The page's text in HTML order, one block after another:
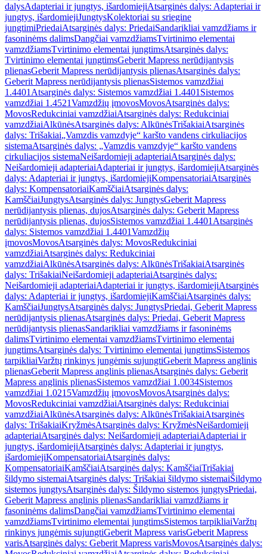
dalysAdapteriai ir jungtys, išardomiejiAtsarginės dalys: Adapteriai ir
jungtys, išardomiejiJungtysKolektoriai su sriegine
jungtimiPriedaiAtsarginės dalys: PriedaiSandarikliai vamzdžiams ir
fasoninėms dalimsDangčiai vamzdžiamsTvirtinimo elementai
vamzdžiamsTvirtinimo elementai jungtimsAtsarginės dalys:
Tvirtinimo elementai jungtimsGeberit Mapress nerūdijantysis
plienasGeberit Mapress nerūdijantysis plienasAtsarginės dalys:
Geberit Mapress nerūdijantysis plienasSistemos vamzdžiai
1.4401 Atsarginės dalys: Sistemos vamzdžiai 1.4401 Sistemos
vamzdžiai 1.4521Vamzdžių įmovosMovosAtsarginės dalys:
MovosRedukciniai vamzdžiaiAtsarginės dalys: Redukciniai
vamzdžiaiAlkūnėsAtsarginės dalys: AlkūnėsTrišakiaiAtsarginės
dalys: Trišakiai„Vamzdis vamzdyje“ karšto vandens cirkuliacijos
sistemaAtsarginės dalys: „Vamzdis vamzdyje“ karšto vandens
cirkuliacijos sistemaNeišardomieji adapteriaiAtsarginės dalys:
Neišardomieji adapteriaiAdapteriai ir jungtys, išardomiejiAtsarginės
dalys: Adapteriai ir jungtys, išardomiejiKompensatoriaiAtsarginės
dalys: KompensatoriaiKamščiaiAtsarginės dalys:
KamščiaiJungtysAtsarginės dalys: JungtysGeberit Mapress
nerūdijantysis plienas, dujosAtsarginės dalys: Geberit Mapress
nerūdijantysis plienas, dujosSistemos vamzdžiai 1.4401 Atsarginės
dalys: Sistemos vamzdžiai 1.4401Vamzdžių
įmovosMovosAtsarginės dalys: MovosRedukciniai
vamzdžiaiAtsarginės dalys: Redukciniai
vamzdžiaiAlkūnėsAtsarginės dalys: AlkūnėsTrišakiaiAtsarginės
dalys: TrišakiaiNeišardomieji adapteriaiAtsarginės dalys:
Neišardomieji adapteriaiAdapteriai ir jungtys, išardomiejiAtsarginės
dalys: Adapteriai ir jungtys, išardomiejiKamščiaiAtsarginės dalys:
KamščiaiJungtysAtsarginės dalys: JungtysPriedai, Geberit Mapress
nerūdijantysis plienasAtsarginės dalys: Priedai, Geberit Mapress
nerūdijantysis plienasSandarikliai vamzdžiams ir fasoninėms
dalimsTvirtinimo elementai vamzdžiamsTvirtinimo elementai
jungtimsAtsarginės dalys: Tvirtinimo elementai jungtimsSistemos
tarpikliaiVaržtų rinkinys jungėmis sujungtiGeberit Mapress anglinis
plienasGeberit Mapress anglinis plienasAtsarginės dalys: Geberit
Mapress anglinis plienasSistemos vamzdžiai 1.0034Sistemos
vamzdžiai 1.0215Vamzdžių įmovosMovosAtsarginės dalys:
MovosRedukciniai vamzdžiaiAtsarginės dalys: Redukciniai
vamzdžiaiAlkūnėsAtsarginės dalys: AlkūnėsTrišakiaiAtsarginės
dalys: TrišakiaiKryžmėsAtsarginės dalys: KryžmėsNeišardomieji
adapteriaiAtsarginės dalys: Neišardomieji adapteriaiAdapteriai ir
jungtys, išardomiejiAtsarginės dalys: Adapteriai ir jungtys,
išardomiejiKompensatoriaiAtsarginės dalys:
KompensatoriaiKamščiaiAtsarginės dalys: KamščiaiTrišakiai
šildymo sistemaiAtsarginės dalys: Trišakiai šildymo sistemaiŠildymo
sistemos jungtysAtsarginės dalys: Šildymo sistemos jungtysPriedai,
Geberit Mapress anglinis plienasSandarikliai vamzdžiams ir
fasoninėms dalimsDangčiai vamzdžiamsTvirtinimo elementai
vamzdžiamsTvirtinimo elementai jungtimsSistemos tarpikliaiVaržtų
rinkinys jungėmis sujungtiGeberit Mapress varisGeberit Mapress
varisAtsarginės dalys: Geberit Mapress varisMovosAtsarginės dalys: